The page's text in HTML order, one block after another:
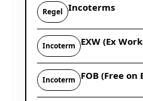
Regel Incoterms
Incoterm EXW (Ex
Incoterm FOB (Free on